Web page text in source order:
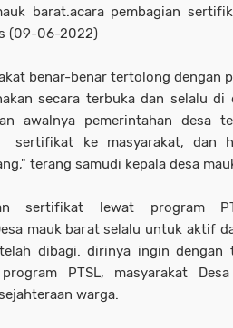
barat.acara pembagian
(09-06-2022)
benar-benar tertolong dengan
secara terbuka dan selalu di
awalnya pemerintahan desa
sertifikat ke masyarakat, dan
terang samudi kepala desa
sertifikat lewat program
mauk barat selalu untuk aktif
dibagi. dirinya ingin dengan
PTSL, masyarakat
warga.